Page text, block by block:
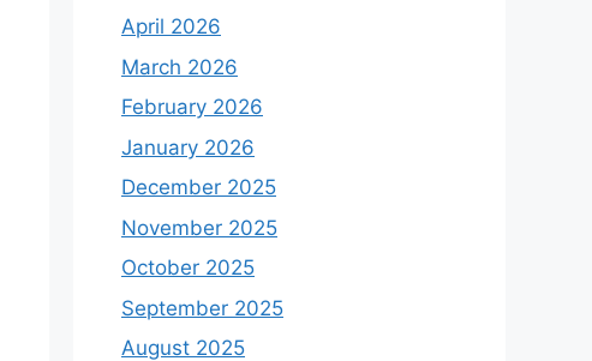
April 2026
March 2026
February 2026
January 2026
December 2025
November 2025
October 2025
September 2025
August 2025